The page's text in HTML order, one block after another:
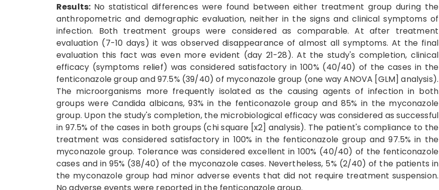
Results: No statistical differences were found between either treatment group during the
anthropometric and demographic evaluation, neither in the signs and clinical symptoms of
infection. Both treatment groups were considered as comparable. At after treatment
evaluation (7-10 days) it was observed disappearance of almost all symptoms. At the final
evaluation this fact was even more evident (day 21-28). At the study's completion, clinical
efficacy (symptoms relief) was considered satisfactory in 100% (40/40) of the cases in the
fenticonazole group and 97.5% (39/40) of myconazole group (one way ANOVA [GLM] analysis).
The microorganisms more frequently isolated as the causing agents of infection in both
groups were Candida albicans, 93% in the fenticonazole group and 85% in the myconazole
group. Upon the study's completion, the microbiological efficacy was considered as successful
in 97.5% of the cases in both groups (chi square [x2] analysis). The patient's compliance to the
treatment was considered satisfactory in 100% in the fenticonazole group and 97.5% in the
myconazole group. Tolerance was considered excellent in 100% (40/40) of the fenticonazole
cases and in 95% (38/40) of the myconazole cases. Nevertheless, 5% (2/40) of the patients in
the myconazole group had minor adverse events that did not require treatment suspension.